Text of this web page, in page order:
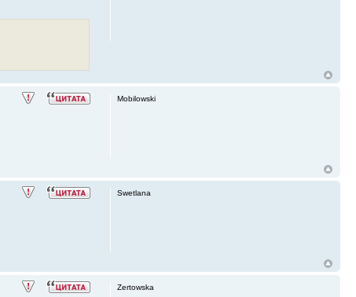
Mobilowski
Swetlana
Zertowska